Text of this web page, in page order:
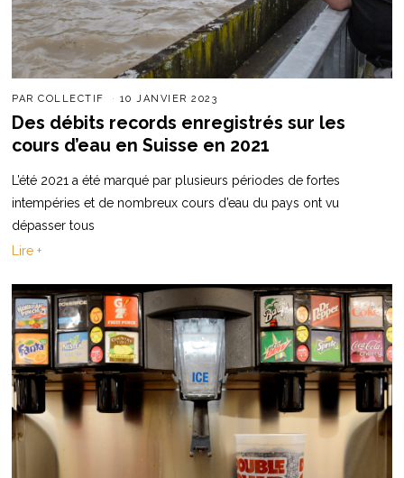
PARCOLLECTIF 10 JANVIER 2023
Des débits records enregistrés sur les
cours d’eau en Suisse en 2021
L’été 2021 a été marqué par plusieurs périodes de fortes
intempéries et de nombreux cours d’eau du pays ont vu
dépasser tous
Lire +